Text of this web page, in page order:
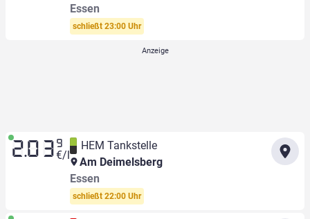
Essen
schließt 23:00 Uhr
2.03 9
€/l
HEM Tankstelle
Am Deimelsberg
Essen
schließt 22:00 Uhr